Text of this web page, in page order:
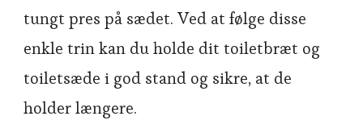
tungt pres på sædet. Ved at følge disse
enkle trin kan du holde dit toiletbræt og
toiletsæde i god stand og sikre, at de
holder længere.